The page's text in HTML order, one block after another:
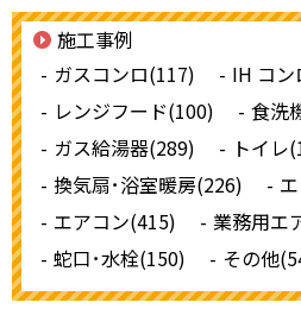
施工事例
ガスコンロ(117)
IH コ
レンジフード(100)
食洗
ガス給湯器(289)
トイレ
換気扇･浴室暖房(226)
エアコン(415)
業務用エ
蛇口･水栓(150)
その他